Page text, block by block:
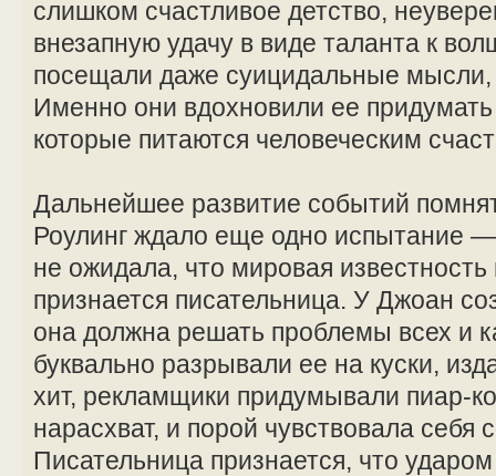
слишком счастливое детство,
внезапную удачу в виде таланта к
посещали даже суицидальные мысли,
Именно они вдохновили ее
которые питаются человеческим
Дальнейшее развитие событий
Роулинг ждало еще одно испытание
не ожидала, что мировая известность
признается писательница. У Джоан
она должна решать проблемы всех и
буквально разрывали ее на куски,
хит, рекламщики придумывали пиар-
нарасхват, и порой чувствовала себя
Писательница признается, что